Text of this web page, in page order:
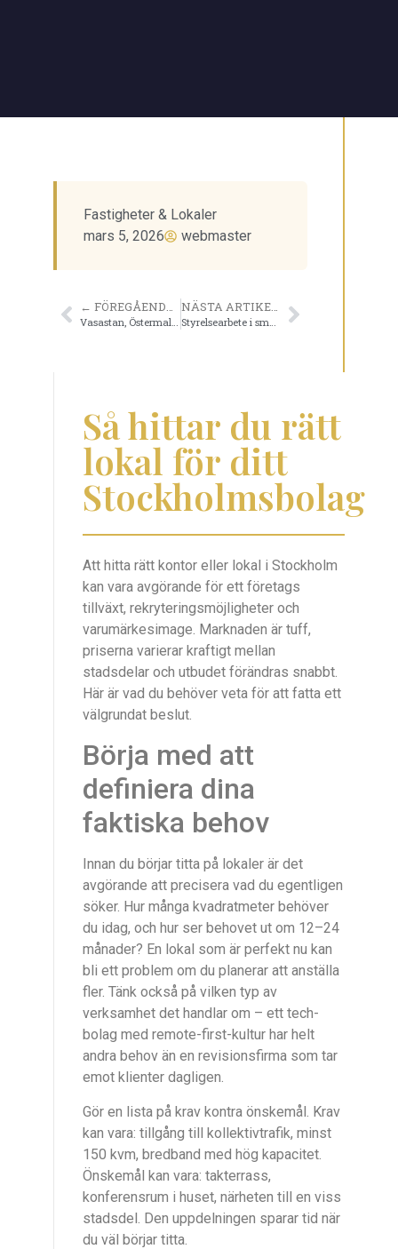
Fastigheter & Lokaler
mars 5, 2026
webmaster
Vasastan, Östermalm eller Kista – vilket läge passar ditt bolag?
NÄSTA ARTIKEL →
Styrelsearbete i små bolag
Så hittar du rätt
lokal för ditt
Stockholmsbolag
Att hitta rätt kontor eller lokal i Stockholm
kan vara avgörande för ett företags
tillväxt, rekryteringsmöjligheter och
varumärkesimage. Marknaden är tuff,
priserna varierar kraftigt mellan
stadsdelar och utbudet förändras snabbt.
Här är vad du behöver veta för att fatta ett
välgrundat beslut.
Börja med att
definiera dina
faktiska behov
Innan du börjar titta på lokaler är det
avgörande att precisera vad du egentligen
söker. Hur många kvadratmeter behöver
du idag, och hur ser behovet ut om 12–24
månader? En lokal som är perfekt nu kan
bli ett problem om du planerar att anställa
fler. Tänk också på vilken typ av
verksamhet det handlar om – ett tech-
bolag med remote-first-kultur har helt
andra behov än en revisionsfirma som tar
emot klienter dagligen.
Gör en lista på krav kontra önskemål. Krav
kan vara: tillgång till kollektivtrafik, minst
150 kvm, bredband med hög kapacitet.
Önskemål kan vara: takterrass,
konferensrum i huset, närheten till en viss
stadsdel. Den uppdelningen sparar tid när
du väl börjar titta.